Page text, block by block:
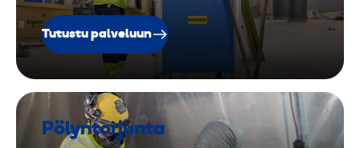
Tutustu palveluun
Pölyntorjunta